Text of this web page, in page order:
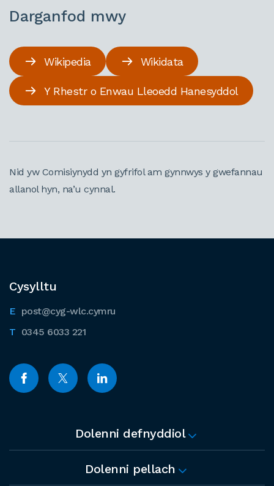
Darganfod mwy
Wikipedia Wikidata
Y Rhestr o Enwau Lleoedd Hanesyddol
Nid yw Comisiynydd yn gyfrifol am gynnwys y gwefannau
allanol hyn, na’u cynnal.
Cysylltu
post@cyg-wlc.cymru
0345 6033 221
Dolenni defnyddiol
Dolenni pellach